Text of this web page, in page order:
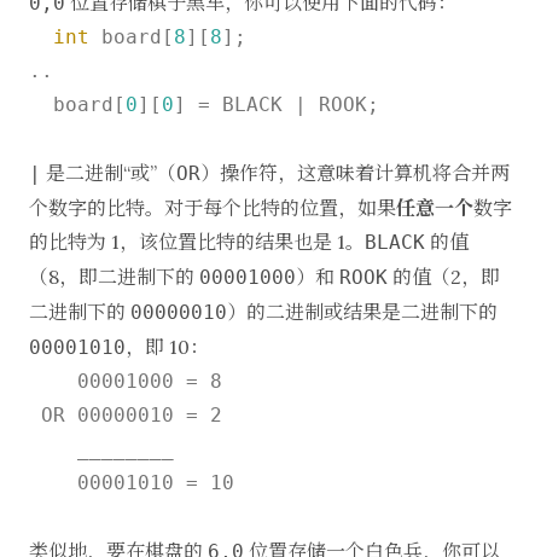
int board[ 8][ 8];
..
  board[
0][ 0] = BLACK | ROOK;
| 是二进制“或”（OR）操作符，这意味着计算机将合并两
个数字的比特。对于每个比特的位置，如果任意一个数字
的比特为 1，该位置比特的结果也是 1。 BLACK 的值
（8，即二进制下的 00001000）和 ROOK 的值（2，即
二进制下的 00000010）的二进制或结果是二进制下的
00001010，即 10：
    00001000 = 8
OR 00000010 = 2
类似地，要在棋盘的 6,0 位置存储一个白色兵，你可以